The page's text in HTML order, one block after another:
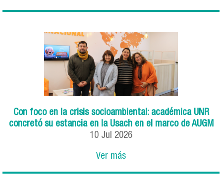
Con foco en la crisis socioambiental: académica UNR
concretó su estancia en la Usach en el marco de AUGM
10 Jul 2026
Ver más